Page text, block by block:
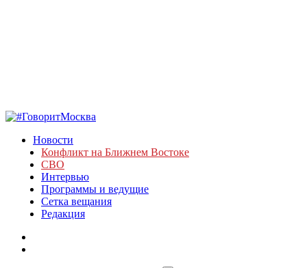
Новости
Конфликт на Ближнем Востоке
СВО
Интервью
Программы и ведущие
Сетка вещания
Редакция